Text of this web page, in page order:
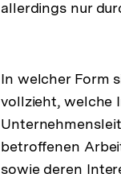
allerdings nur
In welcher Form
vollzieht, welche
betroffenen
sowie deren